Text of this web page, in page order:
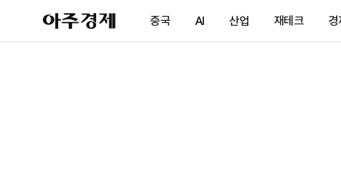
아
주
제
중국 AI 산업 재테크 경